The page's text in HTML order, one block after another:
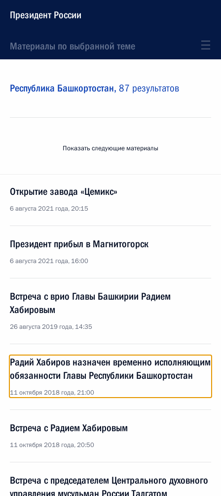
Президент России
Материалы по выбранной теме
Республика Башкортостан, 87 результатов
Показать следующие материалы
Открытие завода «Цемикс»
6 августа 2021 года, 20:15
Президент прибыл в Магнитогорск
6 августа 2021 года, 16:00
Встреча с врио Главы Башкирии Радием
Хабировым
26 августа 2019 года, 14:35
Радий Хабиров назначен временно исполняющим
обязанности Главы Республики Башкортостан
11 октября 2018 года, 21:00
Встреча с Радием Хабировым
11 октября 2018 года, 20:50
Встреча с председателем Центрального духовного
управления мусульман России Талгатом